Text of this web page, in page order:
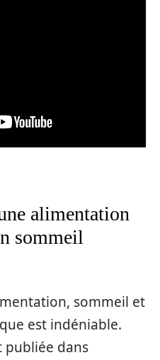
alimentation
sommeil
sommeil et
est indéniable.
publiée dans